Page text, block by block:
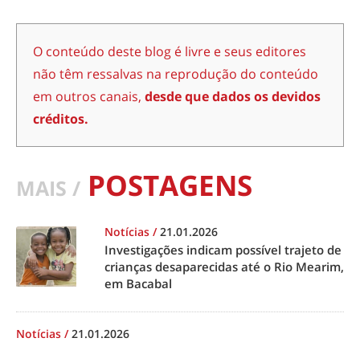
O conteúdo deste blog é livre e seus editores
não têm ressalvas na reprodução do conteúdo
em outros canais, desde que dados os devidos
créditos.
MAIS / POSTAGENS
Notícias /21.01.2026
Investigações indicam possível trajeto de
crianças desaparecidas até o Rio Mearim,
em Bacabal
Notícias /21.01.2026